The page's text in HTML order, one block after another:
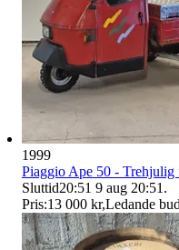
1999
Piaggio Ape 50 -
Sluttid20:51 9 aug 20:51 .
Pris:13 000 kr,Ledande bud